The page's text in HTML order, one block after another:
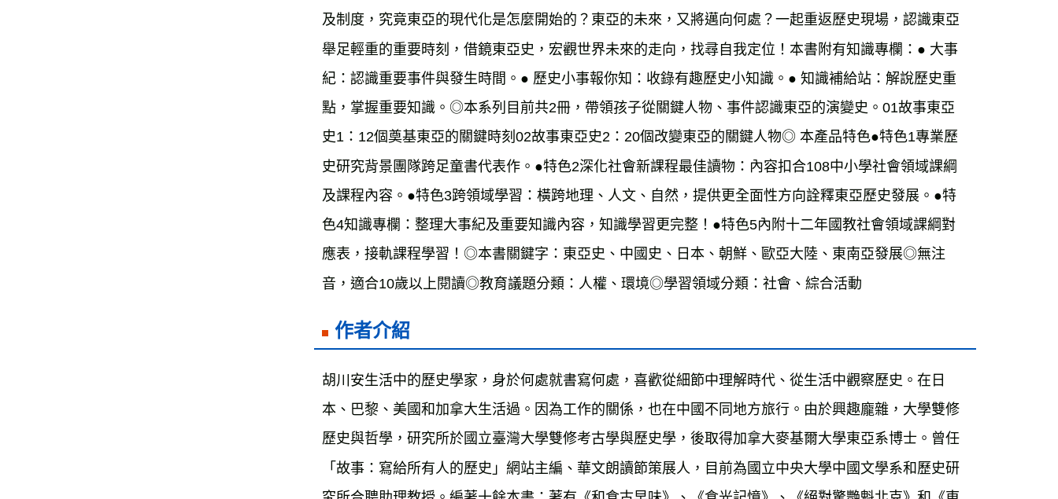
及制度，究竟東亞的現代化是怎麼開始的？東亞的未來，又將邁向何處？一起重返歷史現場，認識東亞
舉足輕重的重要時刻，借鏡東亞史，宏觀世界未來的走向，找尋自我定位！本書附有知識專欄：● 大事
紀：認識重要事件與發生時間。● 歷史小事報你知：收錄有趣歷史小知識。● 知識補給站：解說歷史重
點，掌握重要知識。◎本系列目前共2冊，帶領孩子從關鍵人物、事件認識東亞的演變史。01故事東亞
史1：12個奠基東亞的關鍵時刻02故事東亞史2：20個改變東亞的關鍵人物◎ 本產品特色●特色1專業歷
史研究背景團隊跨足童書代表作。●特色2深化社會新課程最佳讀物：內容扣合108中小學社會領域課綱
及課程內容。●特色3跨領域學習：橫跨地理、人文、自然，提供更全面性方向詮釋東亞歷史發展。●特
色4知識專欄：整理大事紀及重要知識內容，知識學習更完整！●特色5內附十二年國教社會領域課綱對
應表，接軌課程學習！◎本書關鍵字：東亞史、中國史、日本、朝鮮、歐亞大陸、東南亞發展◎無注
音，適合10歲以上閱讀◎教育議題分類：人權、環境◎學習領域分類：社會、綜合活動
作者介紹
胡川安生活中的歷史學家，身於何處就書寫何處，喜歡從細節中理解時代、從生活中觀察歷史。在日
本、巴黎、美國和加拿大生活過。因為工作的關係，也在中國不同地方旅行。由於興趣龐雜，大學雙修
歷史與哲學，研究所於國立臺灣大學雙修考古學與歷史學，後取得加拿大麥基爾大學東亞系博士。曾任
「故事：寫給所有人的歷史」網站主編、華文朗讀節策展人，目前為國立中央大學中國文學系和歷史研